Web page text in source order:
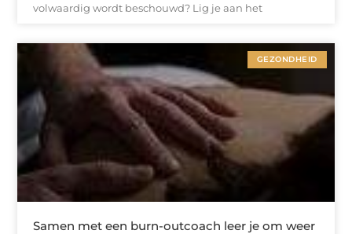
volwaardig wordt beschouwd? Lig je aan het
GEZONDHEID
Samen met een burn-outcoach leer je om weer